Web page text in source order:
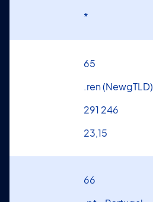
*
65
.ren (NewgTLD)
291 246
23,15
66